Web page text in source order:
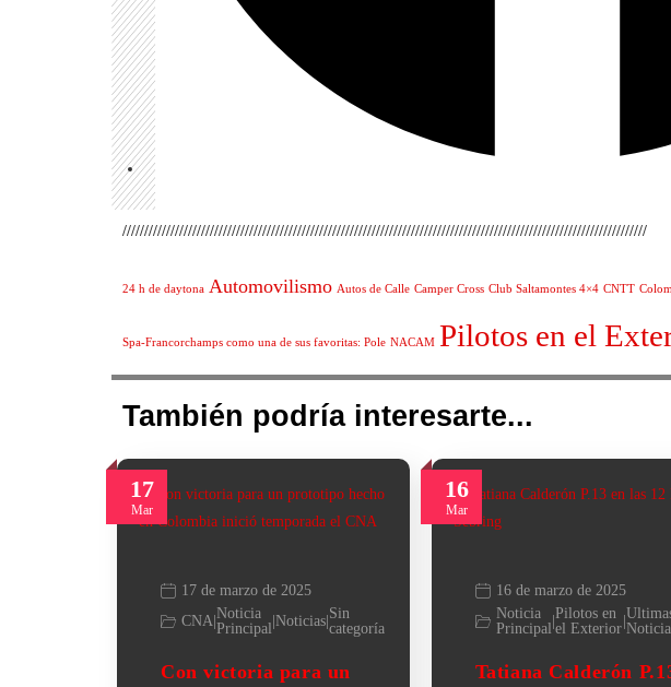
////////////////////////////////////////////////////////////////////////////////////////////////////////////////////////
24 h de daytona Automovilismo Autos de Calle Camper Cross Club Saltamontes 4×4 CNTT
Spa-Francorchamps como una de sus favoritas: Pole NACAM Pilotos en el
También podría interesarte...
17
Mar
17 de marzo de 2025
CNA Noticia
Principal Noticias Sin
categoría
Con victoria para un
16
Mar
16 de marzo de 2025
Noticia
Principal
Pilotos en
el Exterior |
Tatiana Calderón